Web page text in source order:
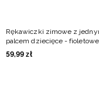
Rękawiczki zimowe z
palcem dziecięce - fioletowe
59,99 zł